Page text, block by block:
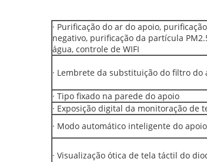
· Purificação do ar do apoio,
negativo, purificação da partícula
água, controle de WIFI
· Lembrete da substituição do filtro do
· Tipo fixado na parede do apoio
· Exposição digital da monitoração de
· Modo automático inteligente do
· Visualização ótica de tela táctil do